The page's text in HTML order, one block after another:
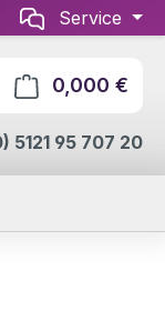
Service
0,000 €
5121 95 707 20